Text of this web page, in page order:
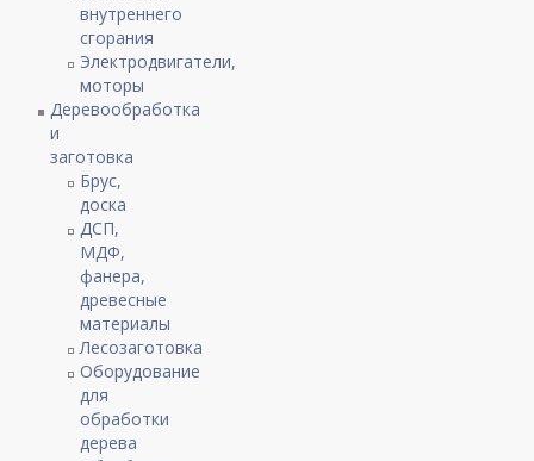
внутреннего
сгорания
Электродвигатели,
моторы
Деревообработка
и
заготовка
Брус,
доска
ДСП,
МДФ,
фанера,
древесные
материалы
Лесозаготовка
Оборудование
для
обработки
дерева